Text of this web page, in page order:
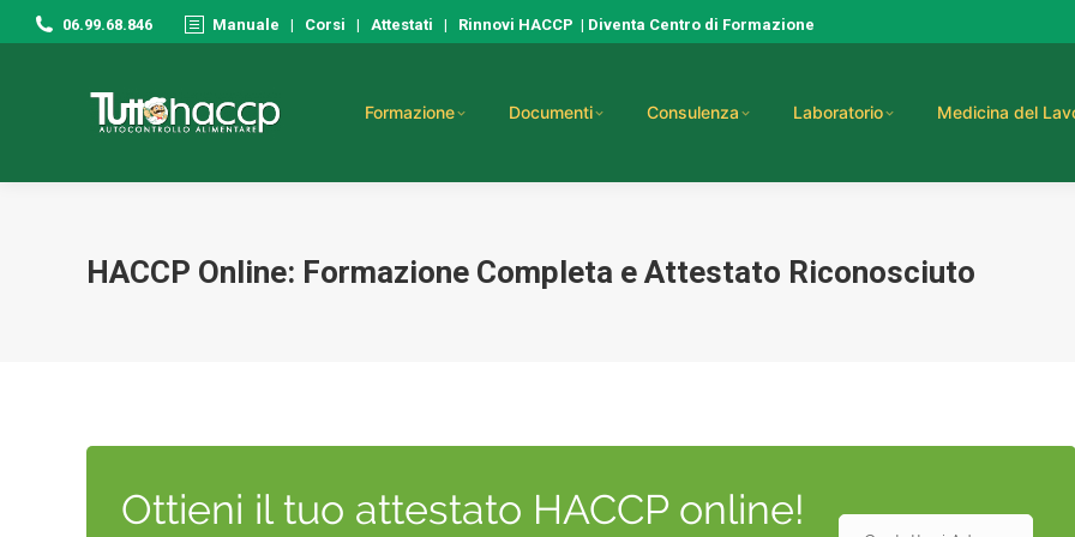
06.99.68.846 Manuale | Corsi | Attestati | Rinnovi HACCP | Diventa Centro di Formazione
Formazione Documenti Consulenza Laboratorio Medicina del
HACCP Online: Formazione Completa e Attestato Riconosciuto
Ottieni il tuo attestato HACCP online!